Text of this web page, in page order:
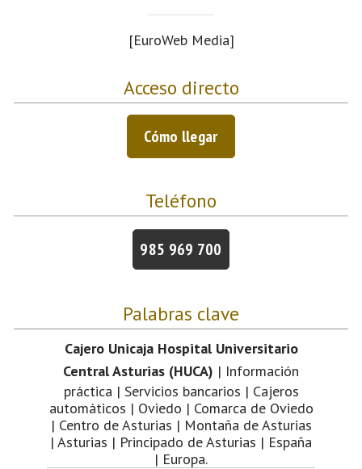
[EuroWeb Media]
Acceso directo
Cómo llegar
Teléfono
985 969 700
Palabras clave
Cajero Unicaja Hospital Universitario
Central Asturias (HUCA) | Información
práctica | Servicios bancarios | Cajeros
automáticos | Oviedo | Comarca de Oviedo
| Centro de Asturias | Montaña de Asturias
| Asturias | Principado de Asturias | España
| Europa.